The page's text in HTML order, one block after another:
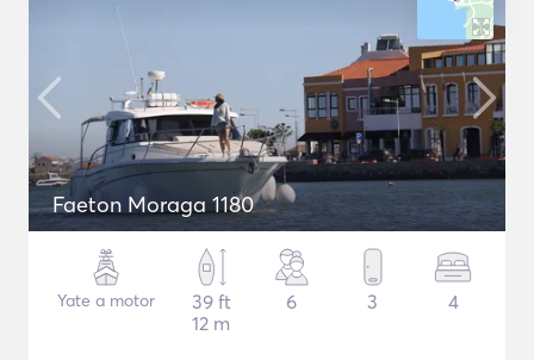
Faeton Moraga 1180
Yate a motor
39 ft
12 m
6 3 4